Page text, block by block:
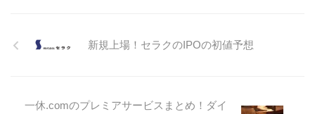
新規上場！セラクのIPOの初値予想
一休.comのプレミアサービスまとめ！ダイ